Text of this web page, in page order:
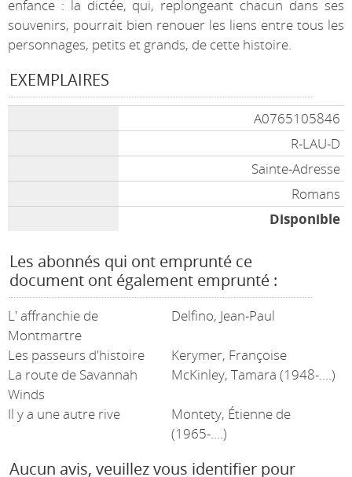
enfance : la dictée, qui, replongeant chacun dans ses
souvenirs, pourrait bien renouer les liens entre tous les
personnages, petits et grands, de cette histoire.
EXEMPLAIRES
A0765105846
R-LAU-D
Sainte-Adresse
Romans
Disponible
Les abonnés qui ont emprunté ce
document ont également emprunté :
L' affranchie de
Montmartre
Delfino, Jean-Paul
Les passeurs d'histoire
Kerymer, Françoise
La route de Savannah
Winds
McKinley, Tamara (1948-....)
Il y a une autre rive
Montety, Étienne de
(1965-....)
Aucun avis, veuillez vous identifier pour